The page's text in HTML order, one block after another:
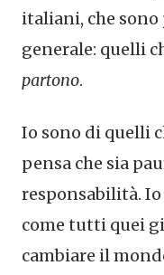
italiani, che
generale: quelli
partono.
Io sono di quelli
pensa che sia
responsabilità. Io
come tutti quei
cambiare il